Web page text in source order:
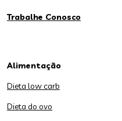
Trabalhe Conosco
Alimentação
Dieta low carb
Dieta do ovo